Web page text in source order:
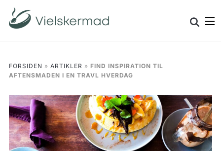
Skip
content
Search
for:
FORSIDEN » ARTIKLER » FIND INSPIRATION TIL
AFTENSMADEN I EN TRAVL HVERDAG